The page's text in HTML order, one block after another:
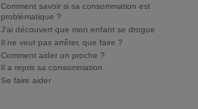
Comment savoir si sa consommation est
problématique ?
J'ai découvert que mon enfant se drogue
Il ne veut pas arrêter, que faire ?
Comment aider un proche ?
Il a repris sa consommation
Se faire aider